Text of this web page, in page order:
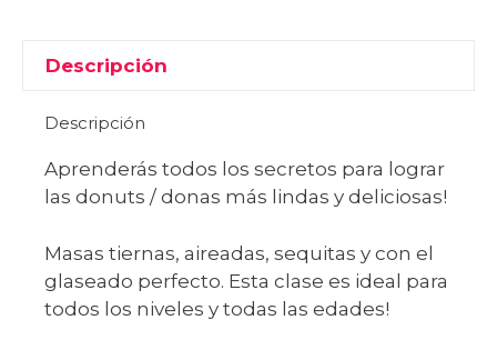
Descripción
Descripción
Aprenderás todos los secretos para lograr
las donuts / donas más lindas y deliciosas!
Masas tiernas, aireadas, sequitas y con el
glaseado perfecto. Esta clase es ideal para
todos los niveles y todas las edades!